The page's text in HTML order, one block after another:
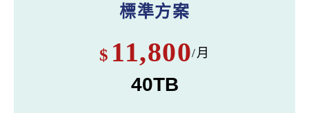
標準方案
$ 11,800/月
40TB